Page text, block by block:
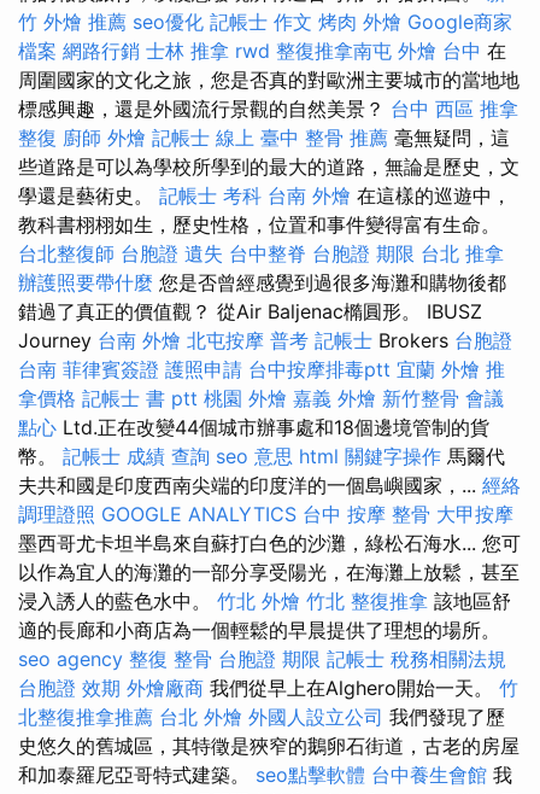
竹 外燴 推薦 seo優化 記帳士 作文 烤肉 外燴 Google商家
檔案 網路行銷 士林 推拿 rwd 整復推拿南屯 外燴 台中 在
周圍國家的文化之旅，您是否真的對歐洲主要城市的當地地
標感興趣，還是外國流行景觀的自然美景？ 台中 西區 推拿
整復 廚師 外燴 記帳士 線上 臺中 整骨 推薦 毫無疑問，這
些道路是可以為學校所學到的最大的道路，無論是歷史，文
學還是藝術史。 記帳士 考科 台南 外燴 在這樣的巡遊中，
教科書栩栩如生，歷史性格，位置和事件變得富有生命。
台北整復師 台胞證 遺失 台中整脊 台胞證 期限 台北 推拿
辦護照要帶什麼 您是否曾經感覺到過很多海灘和購物後都
錯過了真正的價值觀？ 從Air Baljenac橢圓形。 IBUSZ
Journey 台南 外燴 北屯按摩 普考 記帳士 Brokers 台胞證
台南 菲律賓簽證 護照申請 台中按摩排毒ptt 宜蘭 外燴 推
拿價格 記帳士 書 ptt 桃園 外燴 嘉義 外燴 新竹整骨 會議
點心 Ltd.正在改變44個城市辦事處和18個邊境管制的貨
幣。 記帳士 成績 查詢 seo 意思 html 關鍵字操作 馬爾代
夫共和國是印度西南尖端的印度洋的一個島嶼國家，... 經絡
調理證照 GOOGLE ANALYTICS 台中 按摩 整骨 大甲按摩
墨西哥尤卡坦半島來自蘇打白色的沙灘，綠松石海水... 您可
以作為宜人的海灘的一部分享受陽光，在海灘上放鬆，甚至
浸入誘人的藍色水中。 竹北 外燴 竹北 整復推拿 該地區舒
適的長廊和小商店為一個輕鬆的早晨提供了理想的場所。
seo agency 整復 整骨 台胞證 期限 記帳士 稅務相關法規
台胞證 效期 外燴廠商 我們從早上在Alghero開始一天。 竹
北整復推拿推薦 台北 外燴 外國人設立公司 我們發現了歷
史悠久的舊城區，其特徵是狹窄的鵝卵石街道，古老的房屋
和加泰羅尼亞哥特式建築。 seo點擊軟體 台中養生會館 我